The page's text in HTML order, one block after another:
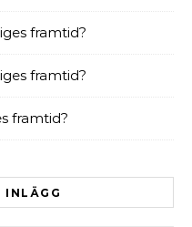
framtid?
framtid?
framtid?
INLÄGG